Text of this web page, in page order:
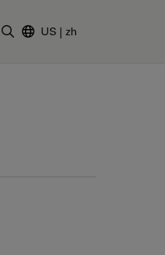
US | zh